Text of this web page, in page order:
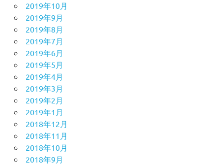
2019年10月
2019年9月
2019年8月
2019年7月
2019年6月
2019年5月
2019年4月
2019年3月
2019年2月
2019年1月
2018年12月
2018年11月
2018年10月
2018年9月